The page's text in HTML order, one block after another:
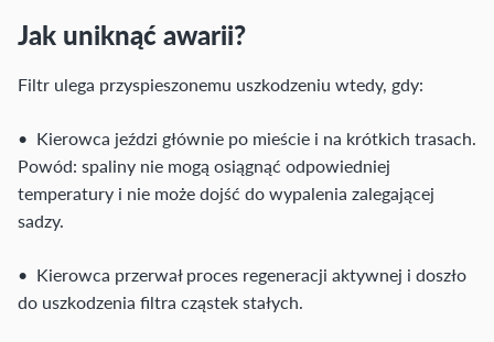
Jak uniknąć awarii?
Filtr ulega przyspieszonemu uszkodzeniu wtedy, gdy:
• Kierowca jeździ głównie po mieście i na krótkich trasach.
Powód: spaliny nie mogą osiągnąć odpowiedniej
temperatury i nie może dojść do wypalenia zalegającej
sadzy.
• Kierowca przerwał proces regeneracji aktywnej i doszło
do uszkodzenia filtra cząstek stałych.